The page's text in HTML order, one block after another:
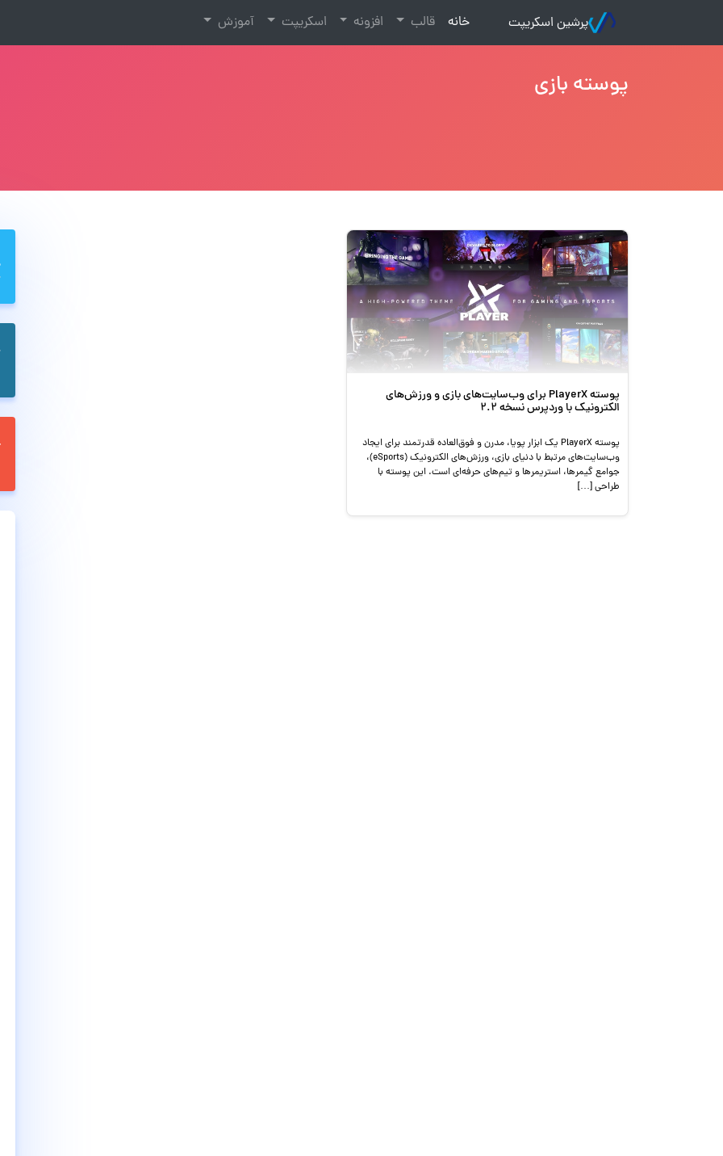
پرشین اسکریپت خانه
(current) قالب افزونه اسکریپت آموزش
پوسته بازی
پوسته PlayerX برای وب‌سایت‌های بازی و ورزش‌های
الکترونیک با وردپرس نسخه 2.2
پوسته PlayerX یک ابزار پویا، مدرن و فوق‌العاده قدرتمند برای ایجاد
وب‌سایت‌های مرتبط با دنیای بازی، ورزش‌های الکترونیک (eSports)،
جوامع گیمرها، استریمرها و تیم‌های حرفه‌ای است. این پوسته با
طراحی […]